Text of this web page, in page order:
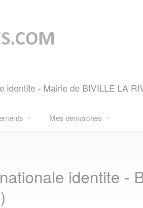
identite - Mairie de BIVILLE LA
Mes demarches
identite -